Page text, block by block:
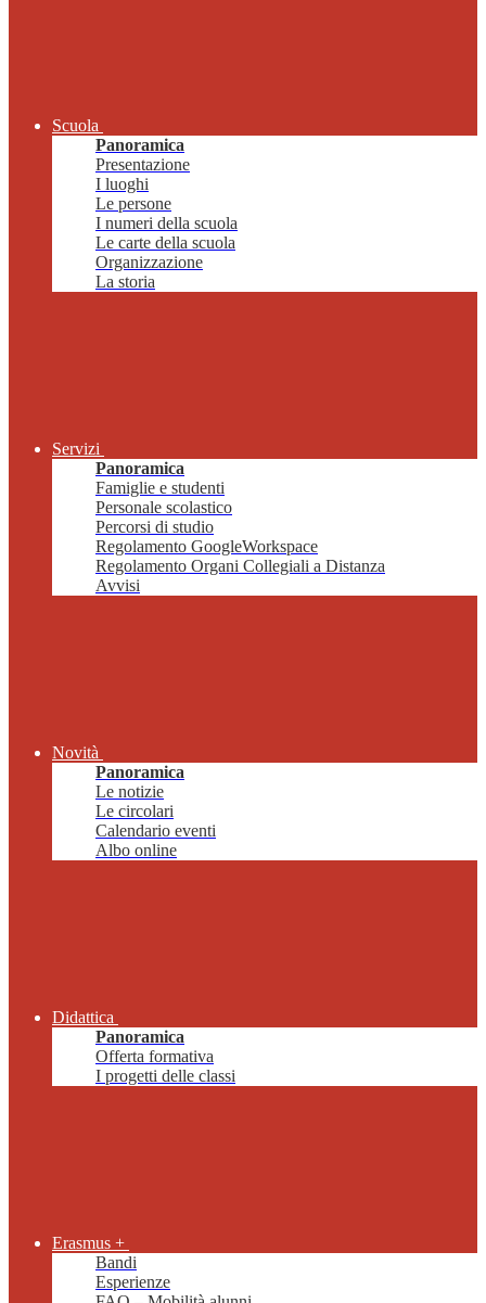
Scuola
Panoramica
Presentazione
I luoghi
Le persone
I numeri della scuola
Le carte della scuola
Organizzazione
La storia
Servizi
Panoramica
Famiglie e studenti
Personale scolastico
Percorsi di studio
Regolamento GoogleWorkspace
Regolamento Organi Collegiali a Distanza
Avvisi
Novità
Panoramica
Le notizie
Le circolari
Calendario eventi
Albo online
Didattica
Panoramica
Offerta formativa
I progetti delle classi
Erasmus +
Bandi
Esperienze